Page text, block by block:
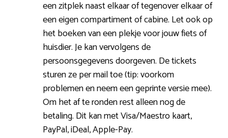
een zitplek naast elkaar of tegenover elkaar of
een eigen compartiment of cabine. Let ook op
het boeken van een plekje voor jouw fiets of
huisdier. Je kan vervolgens de
persoonsgegevens doorgeven. De tickets
sturen ze per mail toe (tip: voorkom
problemen en neem een geprinte versie mee).
Om het af te ronden rest alleen nog de
betaling. Dit kan met Visa/Maestro kaart,
PayPal, iDeal, Apple-Pay.